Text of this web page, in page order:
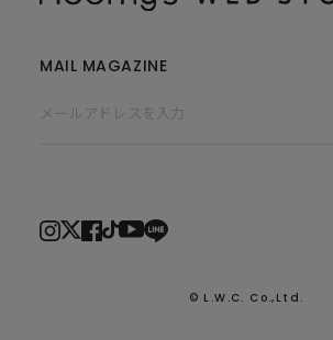
MAIL MAGAZINE
© L.W.C. Co.,Ltd.